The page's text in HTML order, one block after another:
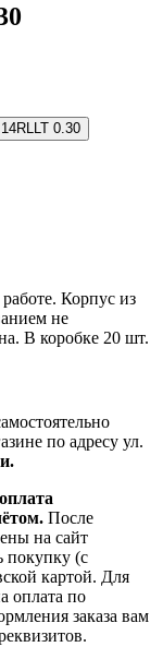
0.30
Корпус из
не
В коробке 20 шт.
по адресу ул.
После
на сайт
покупку (с
картой. Для
оплата по
заказа вам